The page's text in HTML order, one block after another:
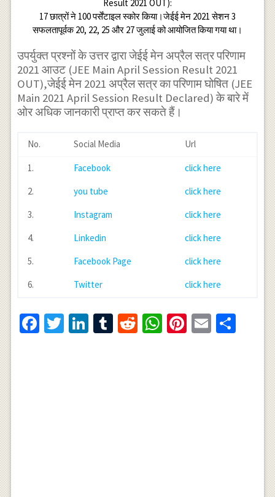
Result 2021 OUT):
17 छात्रों ने 100 पर्सेंटाइल स्कोर किया।जेईई मेन 2021 सेशन 3
सफलतापूर्वक 20, 22, 25 और 27 जुलाई को आयोजित किया गया था।
उपर्युक्त प्रश्नों के उत्तर द्वारा जेईई मेन अप्रैल सत्र परिणाम
2021 आउट (JEE Main April Session Result 2021
OUT),जेईई मेन 2021 अप्रैल सत्र का परिणाम घोषित (JEE
Main 2021 April Session Result Declared) के बारे में
ओर अधिक जानकारी प्राप्त कर सकते हैं।
No. Social Media Url
1. Facebook
click here
2.
you tube
click here
3.
Instagram
click here
4.
Linkedin
click here
5.
Facebook Page
click here
6.
Twitter click here
Facebook
Twitter
LinkedIn
Tumblr
RedditWhatsApp
Pinterest
Email